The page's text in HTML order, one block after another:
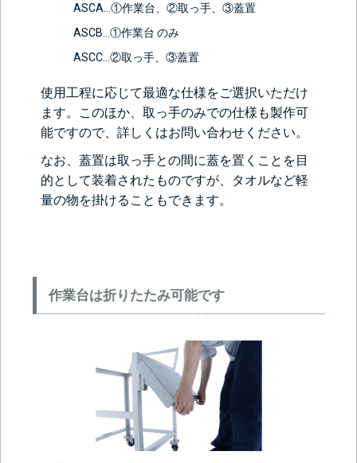
ASCA…①作業台、②取っ手、③蓋置
ASCB…①作業台 のみ
ASCC…②取っ手、③蓋置
使用工程に応じて最適な仕様をご選択いただけ
ます。このほか、取っ手のみでの仕様も製作可
能ですので、詳しくはお問い合わせください。
なお、蓋置は取っ手との間に蓋を置くことを目
的として装着されたものですが、タオルなど軽
量の物を掛けることもできます。
作業台は折りたたみ可能です